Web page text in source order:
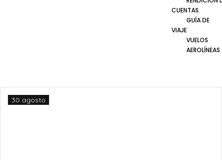
CUENTAS
GUÍA DE
VIAJE
VUELOS
AEROLÍNEAS
30 agosto